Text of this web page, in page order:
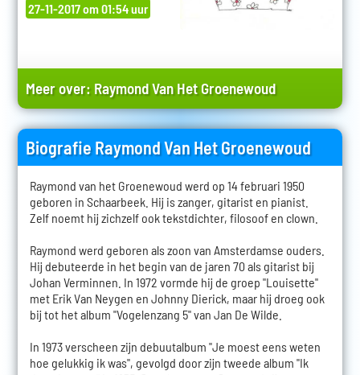
27-11-2017 om 01:54 uur
Meer over: Raymond Van Het Groenewoud
Biografie Raymond Van Het Groenewoud
Raymond van het Groenewoud werd op 14 februari 1950
geboren in Schaarbeek. Hij is zanger, gitarist en pianist.
Zelf noemt hij zichzelf ook tekstdichter, filosoof en clown.
Raymond werd geboren als zoon van Amsterdamse ouders.
Hij debuteerde in het begin van de jaren 70 als gitarist bij
Johan Verminnen. In 1972 vormde hij de groep "Louisette"
met Erik Van Neygen en Johnny Dierick, maar hij droeg ook
bij tot het album "Vogelenzang 5" van Jan De Wilde.
In 1973 verscheen zijn debuutalbum "Je moest eens weten
hoe gelukkig ik was", gevolgd door zijn tweede album "Ik